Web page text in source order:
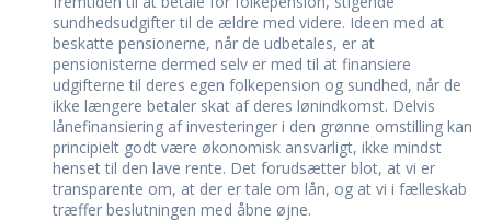
sundhedsudgifter til de ældre med videre. Ideen med at
beskatte pensionerne, når de udbetales, er at
pensionisterne dermed selv er med til at finansiere
udgifterne til deres egen folkepension og sundhed, når de
ikke længere betaler skat af deres lønindkomst. Delvis
lånefinansiering af investeringer i den grønne omstilling kan
principielt godt være økonomisk ansvarligt, ikke mindst
henset til den lave rente. Det forudsætter blot, at vi er
transparente om, at der er tale om lån, og at vi i fælleskab
træffer beslutningen med åbne øjne.